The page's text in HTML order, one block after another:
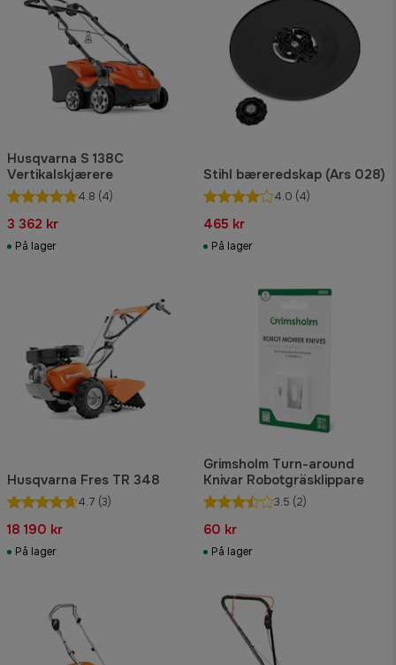
Husqvarna S 138C
Vertikalskjærere
4.8 (4)
3 362 kr
På lager
Stihl bæreredskap (Ars 028)
4.0 (4)
465 kr
På lager
Husqvarna Fres TR 348
4.7 (3)
18 190 kr
På lager
Grimsholm Turn-around
Knivar Robotgräsklippare
3.5 (2)
60 kr
På lager